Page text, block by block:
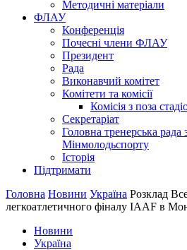
Методичні матеріали
ФЛАУ
Конференція
Почесні члени ФЛАУ
Президент
Рада
Виконавчий комітет
Комітети та комісії
Комісія з поза
Секретаріат
Головна тренерська рада
Мінмолодьспорту
Історія
Підтримати
Головна Новини Україна Розклад
легкоатлетичного фiналу IAAF в
Новини
Україна